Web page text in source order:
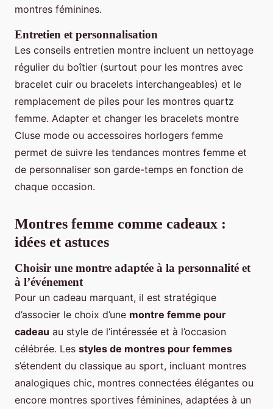
montres féminines.
Entretien et personnalisation
Les conseils entretien montre incluent un nettoyage
régulier du boîtier (surtout pour les montres avec
bracelet cuir ou bracelets interchangeables) et le
remplacement de piles pour les montres quartz
femme. Adapter et changer les bracelets montre
Cluse mode ou accessoires horlogers femme
permet de suivre les tendances montres femme et
de personnaliser son garde-temps en fonction de
chaque occasion.
Montres femme comme cadeaux :
idées et astuces
Choisir une montre adaptée à la personnalité et
à l’événement
Pour un cadeau marquant, il est stratégique
d’associer le choix d’une montre femme pour
cadeau au style de l’intéressée et à l’occasion
célébrée. Les styles de montres pour femmes
s’étendent du classique au sport, incluant montres
analogiques chic, montres connectées élégantes ou
encore montres sportives féminines, adaptées à un